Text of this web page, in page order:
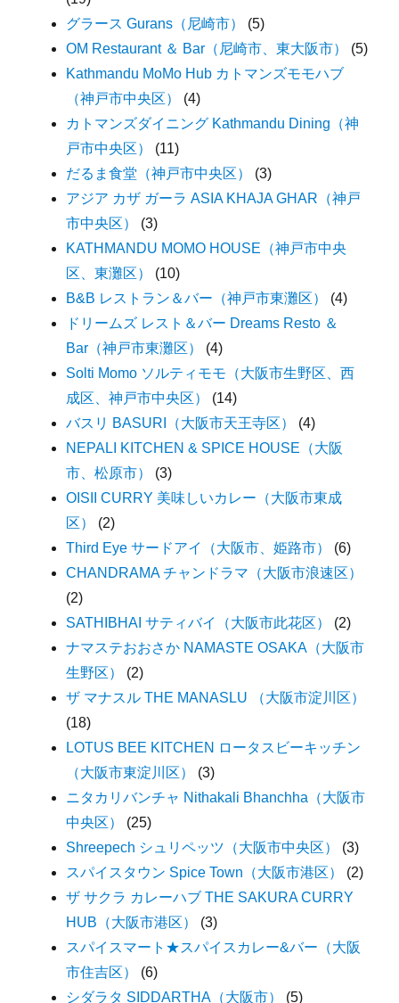
グラース Gurans（尼崎市）
(5)
OM Restaurant ＆ Bar（尼崎市、東大阪市）
(5)
Kathmandu MoMo Hub カトマンズモモハブ
（神戸市中央区）
(4)
カトマンズダイニング Kathmandu Dining（神
戸市中央区）
(11)
だるま食堂（神戸市中央区）
(3)
アジア カザ ガーラ ASIA KHAJA GHAR（神戸
市中央区）
(3)
KATHMANDU MOMO HOUSE（神戸市中央
区、東灘区）
(10)
B&B レストラン＆バー（神戸市東灘区）
(4)
ドリームズ レスト＆バー Dreams Resto ＆
Bar（神戸市東灘区）
(4)
Solti Momo ソルティモモ（大阪市生野区、西
成区、神戸市中央区）
(14)
バスリ BASURI（大阪市天王寺区）
(4)
NEPALI KITCHEN & SPICE HOUSE（大阪
市、松原市）
(3)
OISII CURRY 美味しいカレー（大阪市東成
区）
(2)
Third Eye サードアイ（大阪市、姫路市）
(6)
CHANDRAMA チャンドラマ（大阪市浪速区）
(2)
SATHIBHAI サティバイ（大阪市此花区）
(2)
ナマステおおさか NAMASTE OSAKA（大阪市
生野区）
(2)
ザ マナスル THE MANASLU （大阪市淀川区）
(18)
LOTUS BEE KITCHEN ロータスビーキッチン
（大阪市東淀川区）
(3)
ニタカリバンチャ Nithakali Bhanchha（大阪市
中央区）
(25)
Shreepech シュリペッツ（大阪市中央区）
(3)
スパイスタウン Spice Town（大阪市港区）
(2)
ザ サクラ カレーハブ THE SAKURA CURRY
HUB（大阪市港区）
(3)
スパイスマート★スパイスカレー&バー（大阪
市住吉区）
(6)
シダラタ SIDDARTHA（大阪市）
(5)